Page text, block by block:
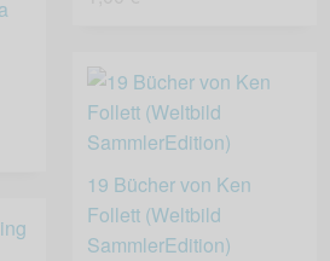
19 Bücher von Ken
Follett (Weltbild
SammlerEdition)